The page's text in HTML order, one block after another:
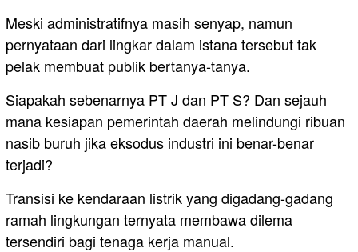
Meski administratifnya masih senyap, namun
pernyataan dari lingkar dalam istana tersebut tak
pelak membuat publik bertanya-tanya.
Siapakah sebenarnya PT J dan PT S? Dan sejauh
mana kesiapan pemerintah daerah melindungi ribuan
nasib buruh jika eksodus industri ini benar-benar
terjadi?
Transisi ke kendaraan listrik yang digadang-gadang
ramah lingkungan ternyata membawa dilema
tersendiri bagi tenaga kerja manual.